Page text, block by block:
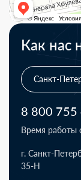
Как нас
Санкт-
8 800 755
Время работы
г. Санкт-
35-Н